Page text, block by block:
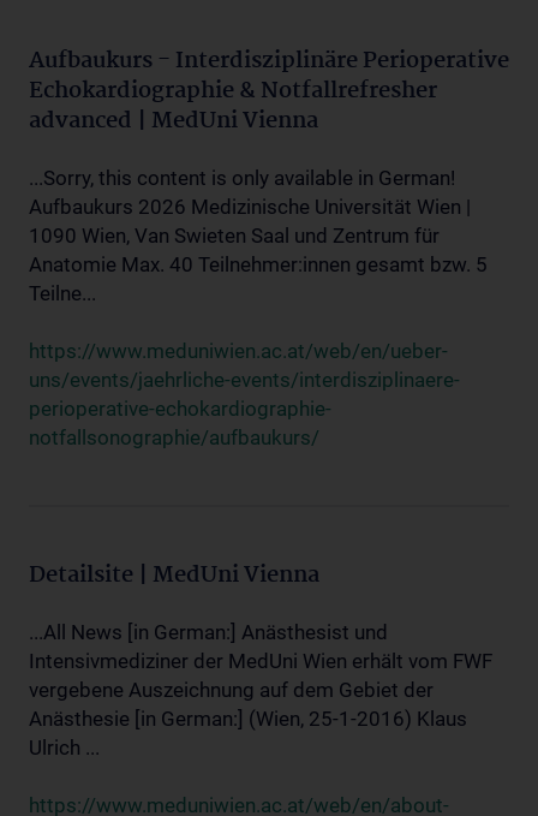
Aufbaukurs - Interdisziplinäre Perioperative
Echokardiographie & Notfallrefresher
advanced | MedUni Vienna
...Sorry, this content is only available in German!
Aufbaukurs 2026 Medizinische Universität Wien |
1090 Wien, Van Swieten Saal und Zentrum für
Anatomie Max. 40 Teilnehmer:innen gesamt bzw. 5
Teilne...
https://www.meduniwien.ac.at/web/en/ueber-
uns/events/jaehrliche-events/interdisziplinaere-
perioperative-echokardiographie-
notfallsonographie/aufbaukurs/
Detailsite | MedUni Vienna
...All News [in German:] Anästhesist und
Intensivmediziner der MedUni Wien erhält vom FWF
vergebene Auszeichnung auf dem Gebiet der
Anästhesie [in German:] (Wien, 25-1-2016) Klaus
Ulrich ...
https://www.meduniwien.ac.at/web/en/about-